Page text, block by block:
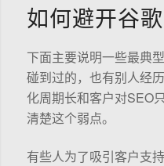
如何避开谷
下面主要说明一些最典
碰到过的，也有别人经
化周期长和客户对SEO
清楚这个弱点。
有些人为了吸引客户支